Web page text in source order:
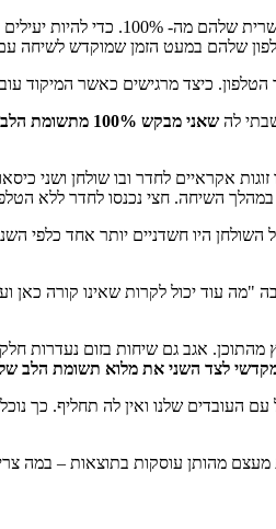
העובדה שאנשים מתהדרים ביכולתם לתת
הטלפון. כיצד מרגישים כאשר המיקוד
לה שאני מבקש 100% מתשומת הלב שלה
אקראיים לחדר ובו שולחן ושני
במהלך השיחה. חצי נכנסו לחדר ללא
היו חשדניים יותר אחד כלפי
עוד יכול לקרות שאינו קורה
אגב גם שיחות בזום נעדרות
לצד השני את מלוא תשומת הלב
העובדים שלנו ואין לה תחליף. כך
מהותן עוסקות בתוצאות – במה